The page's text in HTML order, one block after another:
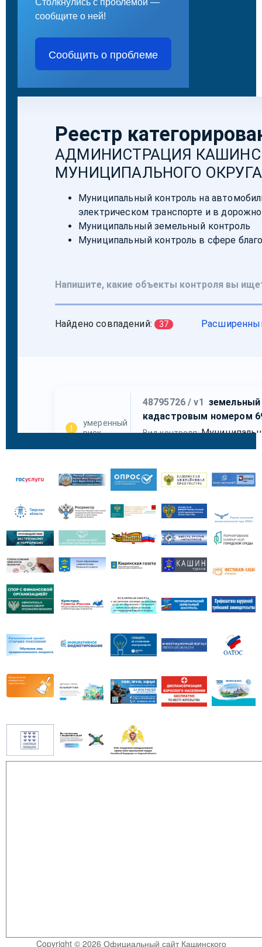
сообщите о ней!
Сообщить о проблеме
Copyright © 2026 Официальный сайт Кашинского